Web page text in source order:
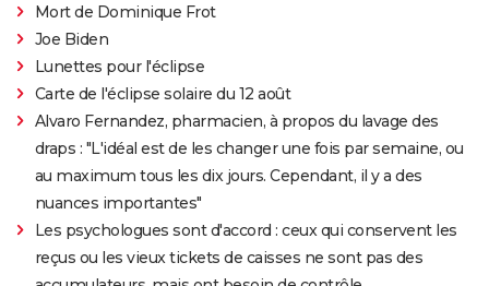
Mort de Dominique Frot
Joe Biden
Lunettes pour l'éclipse
Carte de l'éclipse solaire du 12 août
Alvaro Fernandez, pharmacien, à propos du lavage des
draps : "L'idéal est de les changer une fois par semaine, ou
au maximum tous les dix jours. Cependant, il y a des
nuances importantes"
Les psychologues sont d'accord : ceux qui conservent les
reçus ou les vieux tickets de caisses ne sont pas des